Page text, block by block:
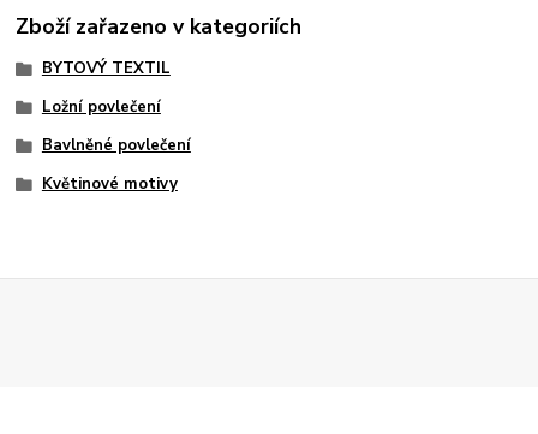
Zboží zařazeno v kategoriích
BYTOVÝ TEXTIL
Ložní povlečení
Bavlněné povlečení
Květinové motivy